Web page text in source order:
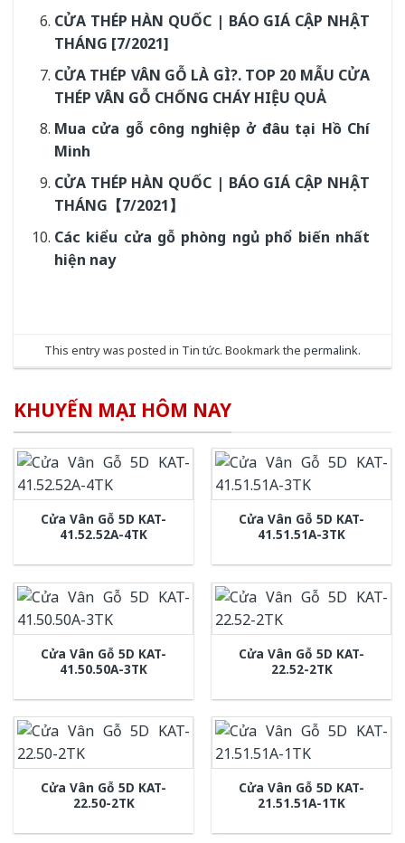
CỬA THÉP HÀN QUỐC | BÁO GIÁ CẬP NHẬT
THÁNG [7/2021]
CỬA THÉP VÂN GỖ LÀ GÌ?. TOP 20 MẪU CỬA
THÉP VÂN GỖ CHỐNG CHÁY HIỆU QUẢ
Mua cửa gỗ công nghiệp ở đâu tại Hồ Chí
Minh
CỬA THÉP HÀN QUỐC | BÁO GIÁ CẬP NHẬT
THÁNG【7/2021】
Các kiểu cửa gỗ phòng ngủ phổ biến nhất
hiện nay
This entry was posted in Tin tức. Bookmark the permalink.
KHUYẾN MẠI HÔM NAY
Cửa Vân Gỗ 5D KAT-
41.52.52A-4TK
Cửa Vân Gỗ 5D KAT-
41.51.51A-3TK
Cửa Vân Gỗ 5D KAT-
41.50.50A-3TK
Cửa Vân Gỗ 5D KAT-
22.52-2TK
Cửa Vân Gỗ 5D KAT-
22.50-2TK
Cửa Vân Gỗ 5D KAT-
21.51.51A-1TK